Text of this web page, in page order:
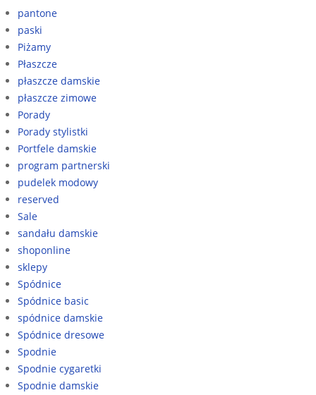
pantone
paski
Piżamy
Płaszcze
płaszcze damskie
płaszcze zimowe
Porady
Porady stylistki
Portfele damskie
program partnerski
pudelek modowy
reserved
Sale
sandału damskie
shoponline
sklepy
Spódnice
Spódnice basic
spódnice damskie
Spódnice dresowe
Spodnie
Spodnie cygaretki
Spodnie damskie